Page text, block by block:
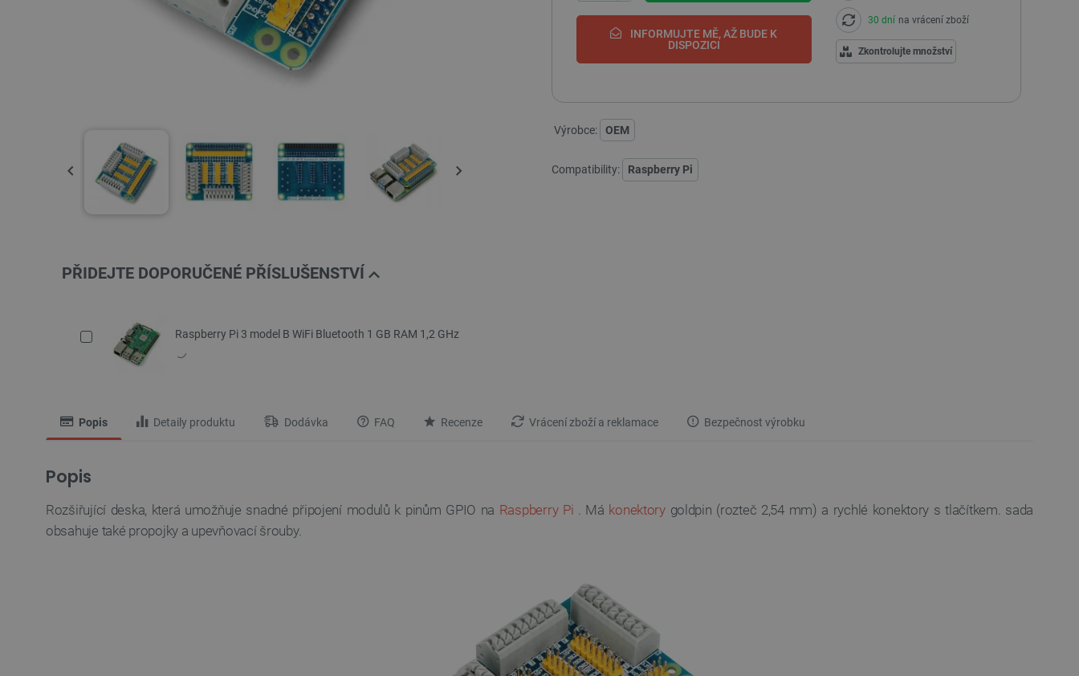
INFORMUJTE MĚ, AŽ BUDE K
DISPOZICI
30 dní na vrácení zboží
Zkontrolujte množství
Výrobce: OEM
Compatibility: Raspberry Pi
PŘIDEJTE DOPORUČENÉ PŘÍSLUŠENSTVÍ
Raspberry Pi 3 model B WiFi Bluetooth 1 GB RAM 1,2 GHz
Popis Detaily produktu Dodávka FAQ Recenze Vrácení zboží a reklamace Bezpečnost výrobku
Popis
Rozšiřující deska, která umožňuje snadné připojení modulů k pinům GPIO na Raspberry Pi . Má konektorygoldpin (rozteč 2,54 mm) a rychlé konektory s tlačítkem. sada
obsahuje také propojky a upevňovací šrouby.